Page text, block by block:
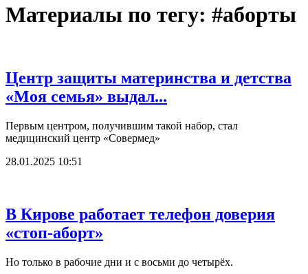
Материалы по тегу: #аборты
Центр защиты материнства и детства
«Моя семья» выдал...
Первым центром, получившим такой набор, стал
медицинский центр «Совермед»
28.01.2025 10:51
В Кирове работает телефон доверия
«стоп-аборт»
Но только в рабочие дни и с восьми до четырёх.